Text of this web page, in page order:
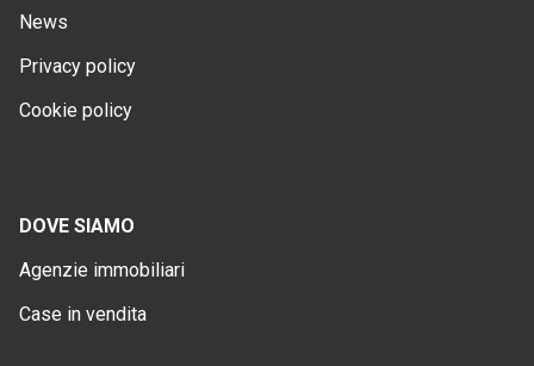
News
Privacy policy
Cookie policy
DOVE SIAMO
Agenzie immobiliari
Case in vendita